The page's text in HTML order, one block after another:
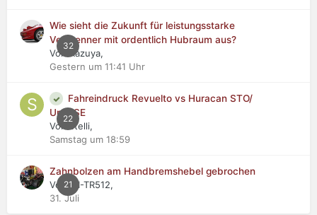
32
Wie sieht die Zukunft für leistungsstarke
Verbrenner mit ordentlich Hubraum aus?
Von Kazuya,
Gestern um 11:41 Uhr
22
Fahreindruck Revuelto vs Huracan STO/
Urus SE
Von stelli,
Samstag um 18:59
21
Zahnbolzen am Handbremshebel gebrochen
Von WI-TR512,
31. Juli